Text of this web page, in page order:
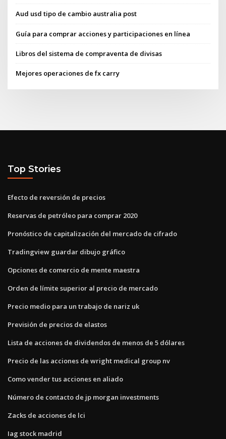
Aud usd tipo de cambio australia post
Guía para comprar acciones y participaciones en línea
Libros del sistema de compraventa de divisas
Mejores operaciones de fx carry
Top Stories
Efecto de reversión de precios
Reservas de petróleo para comprar 2020
Pronóstico de capitalización del mercado de cifrado
Tradingview guardar dibujo gráfico
Opciones de comercio de mente maestra
Orden de límite superior al precio de mercado
Precio medio para un trabajo de nariz uk
Previsión de precios de elastos
Lista de acciones de dividendos de menos de 5 dólares
Precio de las acciones de wright medical group nv
Como vender tus acciones en aliado
Número de contacto de jp morgan investments
Zacks de acciones de lci
Iag stock madrid